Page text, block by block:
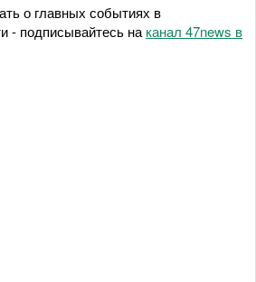
о главных событиях в
- подписывайтесь на канал 47news в